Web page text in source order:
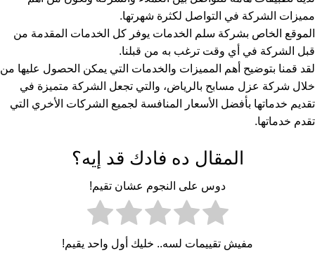
مميزات الشركة في التواصل لكثرة شهرتها.
الموقع الخاص بشركة سلم الخدمات يوفر كل الخدمات المقدمة من
قبل الشركة في أي وقت ترغب به من قبلنا.
لقد قمنا بتوضيح أهم المميزات والخدمات التي يمكن الحصول عليها من
خلال شركة عزل مسابح بالرياض، والتي تجعل الشركة متميزة في
تقديم خدماتها بأفضل الأسعار المنافسة لجميع الشركات الأخري التي
تقدم خدماتها.
المقال ده فادك قد إيه؟
دوس على النجوم عشان تقيم!
مفيش تقييمات لسه.. خليك أول واحد يقيم!